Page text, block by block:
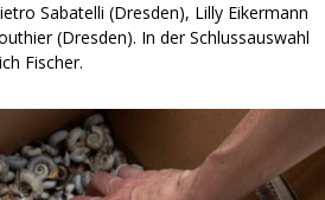
Sabatelli (Dresden), Lilly Eikermann
(Dresden). In der Schlussauswahl
Fischer.